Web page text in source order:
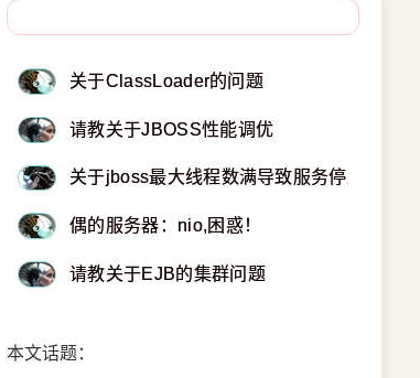
关于ClassLoader的问题
请教关于JBOSS性能调优
关于jboss最大线程数满导致服务停止
偶的服务器：nio,困惑！
请教关于EJB的集群问题
本文话题：